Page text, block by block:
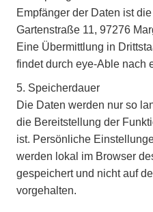
Empfänger der Daten ist
Gartenstraße 11, 97276
Eine Übermittlung in
findet durch eye-Able nach
5. Speicherdauer
Die Daten werden nur so
die Bereitstellung der
ist. Persönliche
werden lokal im Browser
gespeichert und nicht auf
vorgehalten.